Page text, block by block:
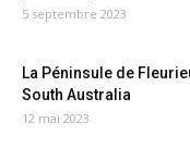
5 septembre 2023
La Péninsule de
South Australia
12 mai 2023